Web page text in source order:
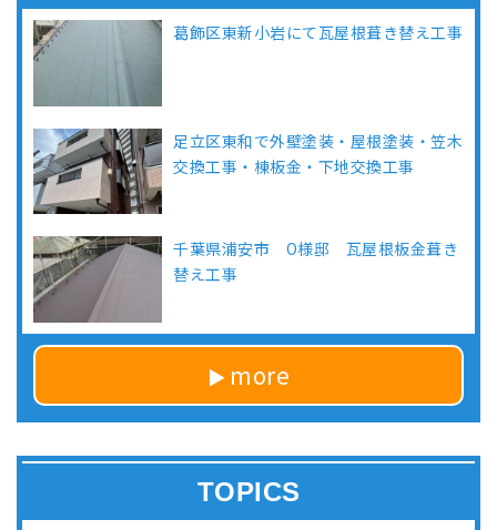
葛飾区東新小岩にて瓦屋根葺き替え工事
足立区東和で外壁塗装・屋根塗装・笠木
交換工事・棟板金・下地交換工事
千葉県浦安市 O様邸 瓦屋根板金葺き
替え工事
more
TOPICS